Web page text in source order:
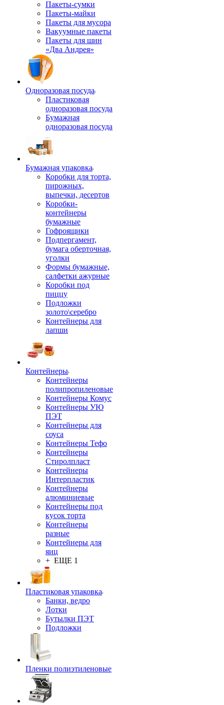
Пакеты-сумки
Пакеты-майки
Пакеты для мусора
Вакуумные пакеты
Пакеты для шин
«Два Андрея»
Одноразовая посуда
Пластиковая
одноразовая посуда
Бумажная
одноразовая посуда
Бумажная упаковка
Коробки для торта,
пирожных,
выпечки, десертов
Коробки-
контейнеры
бумажные
Гофроящики
Подпергамент,
бумага оберточная,
уголки
Формы бумажные,
салфетки ажурные
Коробки под
пиццу
Подложки
золото\серебро
Контейнеры для
лапши
Контейнеры
Контейнеры
полипропиленовые
Контейнеры Комус
Контейнеры УЮ
ПЭТ
Контейнеры для
соуса
Контейнеры Тефо
Контейнеры
Стиролпласт
Контейнеры
Интерпластик
Контейнеры
алюминиевые
Контейнеры под
кусок торта
Контейнеры
разные
Контейнеры для
яиц
+ ЕЩЕ 1
Пластиковая упаковка
Банки, ведро
Лотки
Бутылки ПЭТ
Подложки
Пленки полиэтиленовые